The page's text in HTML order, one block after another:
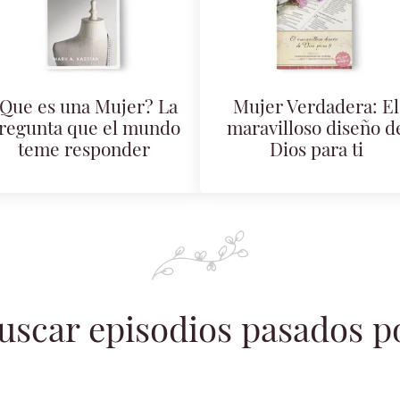
es una Mujer? La
que el mundo
teme responder
Mujer Verdadera: El
maravilloso diseño
Dios para ti
episodios pasados